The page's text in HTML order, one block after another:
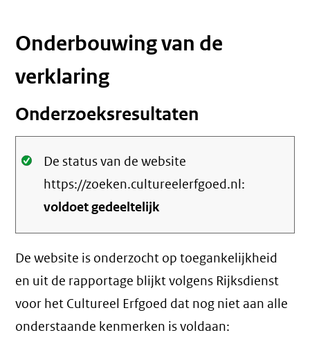
Onderbouwing van de
verklaring
Onderzoeksresultaten
Oké.
De status van de website
https://zoeken.cultureelerfgoed.nl:
voldoet gedeeltelijk
De website is onderzocht op toegankelijkheid
en uit de rapportage blijkt volgens Rijksdienst
voor het Cultureel Erfgoed dat nog niet aan alle
onderstaande kenmerken is voldaan: